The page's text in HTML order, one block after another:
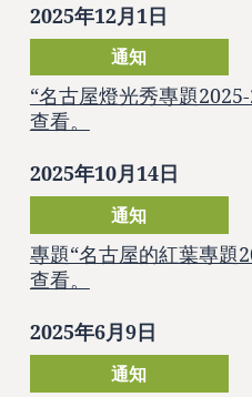
2025年12月1日
通知
“名古屋燈光秀專題
查看。
2025年10月14日
通知
專題“名古屋的紅葉專題
查看。
2025年6月9日
通知